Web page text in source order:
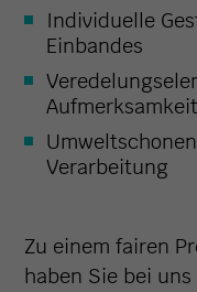
Individuelle
Einbandes
Aufmerksamkeit
Verarbeitung
Zu einem fairen
haben Sie bei